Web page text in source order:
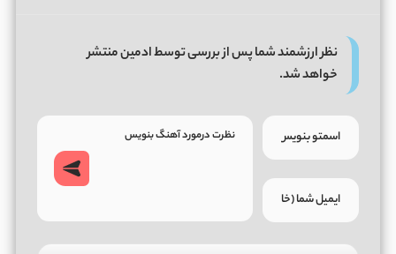
نظر ارزشمند شما پس از بررسی توسط ادمین منتشر
خواهد شد.